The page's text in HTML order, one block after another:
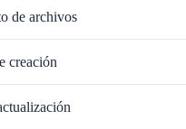
de archivos
creación